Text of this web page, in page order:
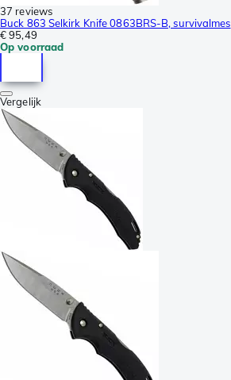
37 reviews
Buck 863 Selkirk Knife 0863BRS-B, survivalmes
€ 95,49
Op voorraad
Vergelijk